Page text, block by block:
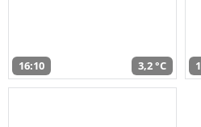
16:10 3,2 °C